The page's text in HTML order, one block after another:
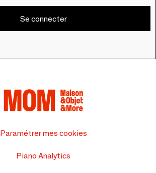
Se connecter
Paramétrer mes cookies
Piano Analytics